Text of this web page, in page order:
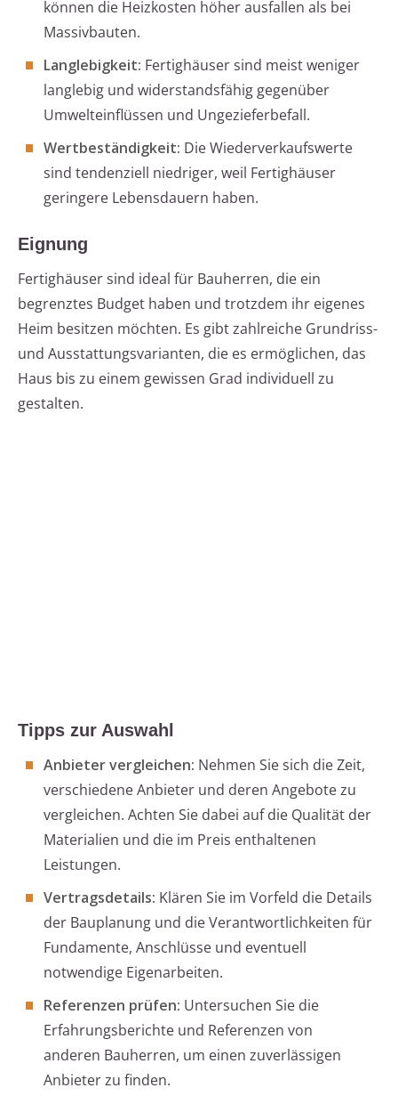
können die Heizkosten höher ausfallen als bei
Massivbauten.
Langlebigkeit: Fertighäuser sind meist weniger
langlebig und widerstandsfähig gegenüber
Umwelteinflüssen und Ungezieferbefall.
Wertbeständigkeit: Die Wiederverkaufswerte
sind tendenziell niedriger, weil Fertighäuser
geringere Lebensdauern haben.
Eignung
Fertighäuser sind ideal für Bauherren, die ein
begrenztes Budget haben und trotzdem ihr eigenes
Heim besitzen möchten. Es gibt zahlreiche Grundriss-
und Ausstattungsvarianten, die es ermöglichen, das
Haus bis zu einem gewissen Grad individuell zu
gestalten.
Tipps zur Auswahl
Anbieter vergleichen: Nehmen Sie sich die Zeit,
verschiedene Anbieter und deren Angebote zu
vergleichen. Achten Sie dabei auf die Qualität der
Materialien und die im Preis enthaltenen
Leistungen.
Vertragsdetails: Klären Sie im Vorfeld die Details
der Bauplanung und die Verantwortlichkeiten für
Fundamente, Anschlüsse und eventuell
notwendige Eigenarbeiten.
Referenzen prüfen: Untersuchen Sie die
Erfahrungsberichte und Referenzen von
anderen Bauherren, um einen zuverlässigen
Anbieter zu finden.